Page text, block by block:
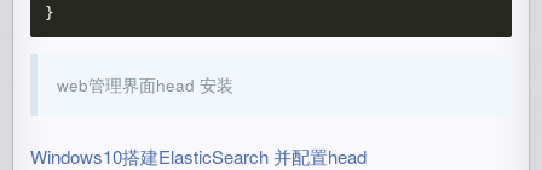
}
web管理界面head 安装
Windows10搭建ElasticSearch 并配置head